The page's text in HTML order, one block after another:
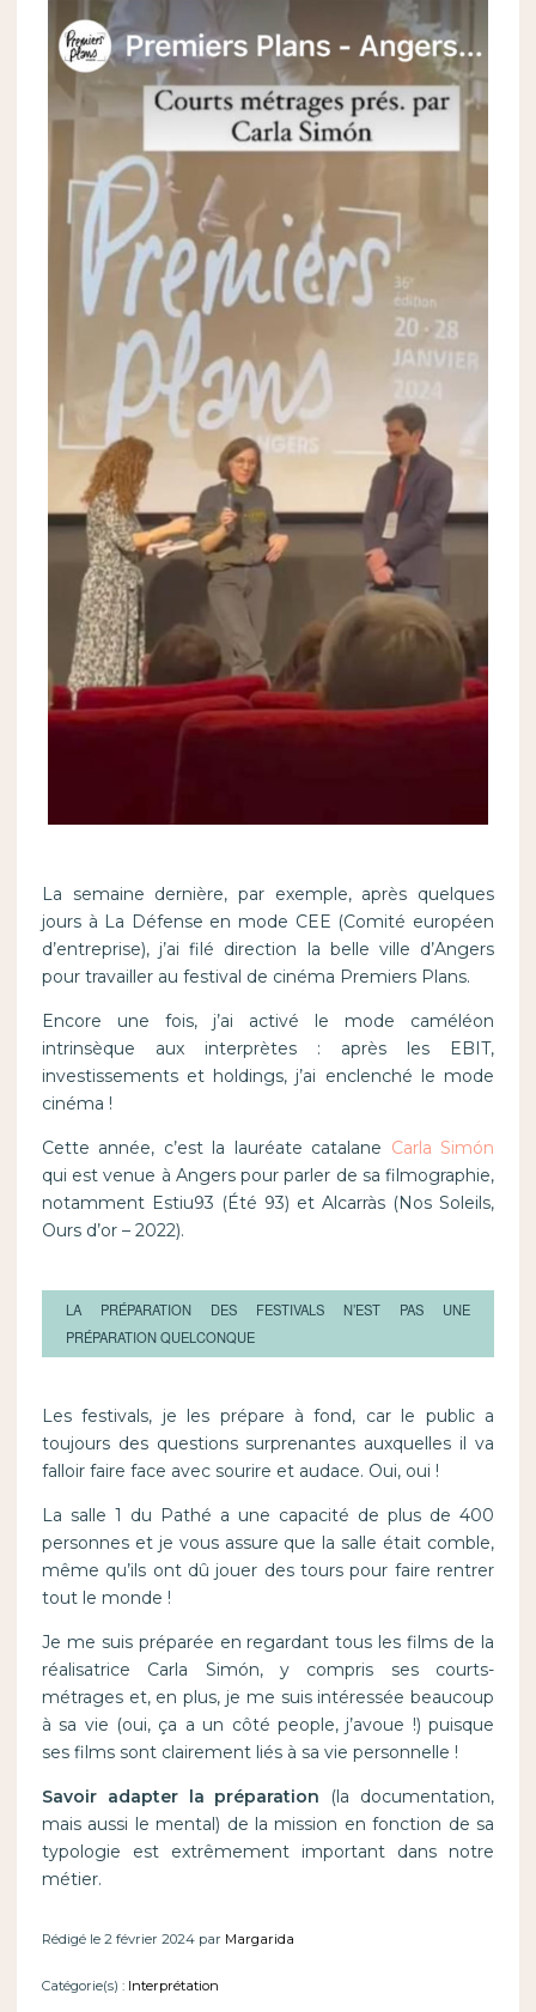
La semaine dernière, par exemple, après quelques
jours à La Défense en mode CEE (Comité européen
d’entreprise), j’ai filé direction la belle ville d’Angers
pour travailler au festival de cinéma Premiers Plans.
Encore une fois, j’ai activé le mode caméléon
intrinsèque aux interprètes : après les EBIT,
investissements et holdings, j’ai enclenché le mode
cinéma !
Cette année, c’est la lauréate catalane Carla Simón
qui est venue à Angers pour parler de sa filmographie,
notamment Estiu93 (Été 93) et Alcarràs (Nos Soleils,
Ours d’or – 2022).
LA PRÉPARATION DES FESTIVALS N’EST PAS UNE
PRÉPARATION QUELCONQUE
Les festivals, je les prépare à fond, car le public a
toujours des questions surprenantes auxquelles il va
falloir faire face avec sourire et audace. Oui, oui !
La salle 1 du Pathé a une capacité de plus de 400
personnes et je vous assure que la salle était comble,
même qu’ils ont dû jouer des tours pour faire rentrer
tout le monde !
Je me suis préparée en regardant tous les films de la
réalisatrice Carla Simón, y compris ses courts-
métrages et, en plus, je me suis intéressée beaucoup
à sa vie (oui, ça a un côté people, j’avoue !) puisque
ses films sont clairement liés à sa vie personnelle !
Savoir adapter la préparation (la documentation,
mais aussi le mental) de la mission en fonction de sa
typologie est extrêmement important dans notre
métier.
Rédigé le 2 février 2024 par Margarida
Catégorie(s) : Interprétation